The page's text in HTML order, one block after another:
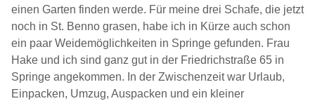
einen Garten finden werde. Für meine drei Schafe, die jetzt
noch in St. Benno grasen, habe ich in Kürze auch schon
ein paar Weidemöglichkeiten in Springe gefunden. Frau
Hake und ich sind ganz gut in der Friedrichstraße 65 in
Springe angekommen. In der Zwischenzeit war Urlaub,
Einpacken, Umzug, Auspacken und ein kleiner